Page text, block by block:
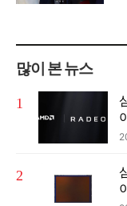
많이 본 뉴스